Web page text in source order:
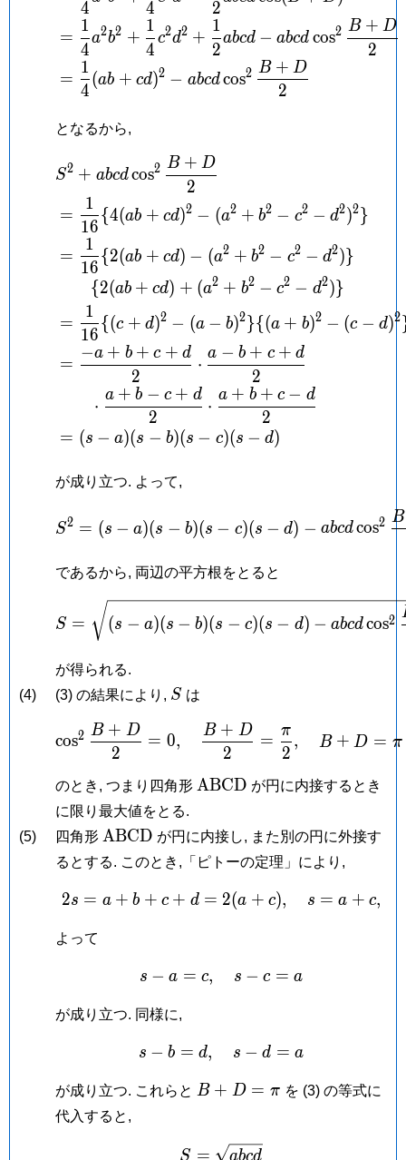
4 4 2
=
4
1
a2b2 +
4
1
c2d2 +
2
1
abcd − abcd cos2
2
B + D
=
4
1
(ab + cd)2 − abcdcos2
2
B + D
となるから,
S2 + abcdcos2
2
B + D
=
16
1
{4(ab + cd)2 − (a2 + b2 − c2 − d2)2 }
=
16
1
{2(ab + cd) − (a2 + b2 − c2 − d2)}
{2(ab + cd) + (a2 + b2 − c2 − d2)}
=
16
1
{(c + d)2 − (a − b)2 }{(a + b)2 − (c − d)2
=
2
−a + b + c + d
⋅
2
a − b + c + d
⋅
2
a + b − c + d
⋅
2
a + b + c − d
= (s − a)(s − b)(s − c)(s − d)
が成り立つ. よって,
S^2 = (s-a)(s-b)(s-
S2 = (s − a)(s − b)(s − c)(s − d) − abcdcos2 B
であるから, 両辺の平方根をとると
S = \sqrt{(s-a)(s-b)(s-
S = (s − a)(s − b)(s − c)(s − d) − abcdcos2
が得られる.
(4)
(3) の結果により, S
S は
\cos
cos2
2
B + D
= 0,
2
B + D
=
2
π
, B + D = π
のとき, つまり四角形 \mathrm{ABCD}
ABCD が円に内接するとき
に限り最大値をとる.
(5)
四角形 \mathrm{ABCD}
ABCD が円に内接し, また別の円に外接す
るとする. このとき,「ピトーの定理」により,
2s = a+b+c+d =
2s = a + b + c + d = 2(a + c), s = a + c,
よって
s-a = c, \quad s-c = a
s − a = c, s − c = a
が成り立つ. 同様に,
s-b = d, \quad s-d = a
s − b = d, s − d = a
が成り立つ. これらと B+D
B + D = π を (3) の等式に
代入すると,
S = \sqrt{abcd}
S = abcd